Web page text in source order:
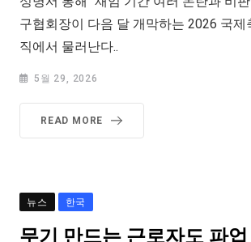
구협회장이 다음 달 개막하는 2026 국
직에서 물러난다..
5월 29, 2026
READ MORE
뉴스 한국
무기 만드는 근로자도 파